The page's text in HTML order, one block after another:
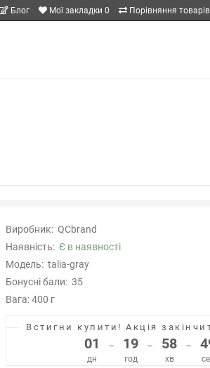
Блог Мої закладки 0 Порівняння товарів
Виробник: QCbrand
Наявність: Є в наявності
Модель: talia-gray
Бонусні бали:35
Вага: 400 г
Встигни купити!Акція
01
дн
– 19
год
– 58
хв
–